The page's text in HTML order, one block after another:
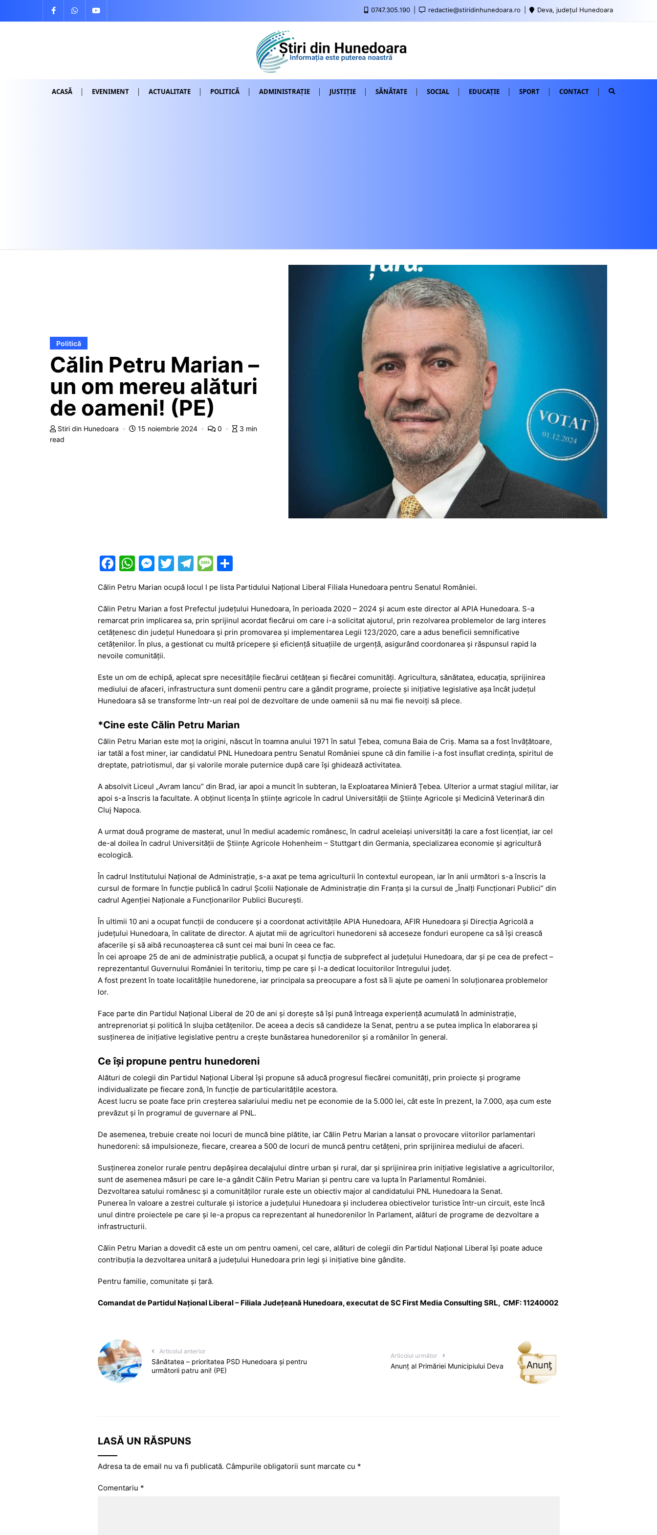
0747.305.190 redactie@stiridinhunedoara.ro Deva, județul Hunedoara
ACASĂ EVENIMENT ACTUALITATE POLITICĂ ADMINISTRAȚIE JUSTIȚIE SĂNĂTATE SOCIAL EDUCAȚIE SPORT CONTACT
Politică
Călin Petru Marian –
un om mereu alături
de oameni! (PE)
Stiri din Hunedoara 15 noiembrie 2024 0
3 min
read
F
c
e
b
o
o
k
W
at
s
A
p
p
M
s
s
e
n
g
er
T
itt
er
T
e
gr
a
m
M
s
s
a
g
P
ta
je
a
z
Călin Petru Marian ocupă locul I pe lista Partidului Național Liberal Filiala Hunedoara pentru Senatul României.
Călin Petru Marian a fost Prefectul județului Hunedoara, în perioada 2020 – 2024 și acum este director al APIA Hunedoara. S-a
remarcat prin implicarea sa, prin sprijinul acordat fiecărui om care i-a solicitat ajutorul, prin rezolvarea problemelor de larg interes
cetățenesc din județul Hunedoara și prin promovarea și implementarea Legii 123/2020, care a adus beneficii semnificative
cetățenilor. În plus, a gestionat cu multă pricepere și eficiență situațiile de urgență, asigurând coordonarea și răspunsul rapid la
nevoile comunității.
Este un om de echipă, aplecat spre necesitățile fiecărui cetățean și fiecărei comunități. Agricultura, sănătatea, educația, sprijinirea
mediului de afaceri, infrastructura sunt domenii pentru care a gândit programe, proiecte și inițiative legislative așa încât județul
Hunedoara să se transforme într-un real pol de dezvoltare de unde oamenii să nu mai fie nevoiți să plece.
*Cine este Călin Petru Marian
Călin Petru Marian este moț la origini, născut în toamna anului 1971 în satul Țebea, comuna Baia de Criș. Mama sa a fost învățătoare,
iar tatăl a fost miner, iar candidatul PNL Hunedoara pentru Senatul României spune că din familie i-a fost insuflat credința, spiritul de
dreptate, patriotismul, dar și valorile morale puternice după care își ghidează activitatea.
A absolvit Liceul „Avram Iancu” din Brad, iar apoi a muncit în subteran, la Exploatarea Minieră Țebea. Ulterior a urmat stagiul militar, iar
apoi s-a înscris la facultate. A obținut licența în științe agricole în cadrul Universității de Științe Agricole și Medicină Veterinară din
Cluj Napoca.
A urmat două programe de masterat, unul în mediul academic românesc, în cadrul aceleiași universități la care a fost licențiat, iar cel
de-al doilea în cadrul Universității de Științe Agricole Hohenheim – Stuttgart din Germania, specializarea economie și agricultură
ecologică.
În cadrul Institutului Național de Administrație, s-a axat pe tema agriculturii în contextul european, iar în anii următori s-a înscris la
cursul de formare în funcție publică în cadrul Școlii Naționale de Administrație din Franța și la cursul de „Înalți Funcționari Publici” din
cadrul Agenției Naționale a Funcționarilor Publici București.
În ultimii 10 ani a ocupat funcții de conducere și a coordonat activitățile APIA Hunedoara, AFIR Hunedoara și Direcția Agricolă a
județului Hunedoara, în calitate de director. A ajutat mii de agricultori hunedoreni să acceseze fonduri europene ca să își crească
afacerile și să aibă recunoașterea că sunt cei mai buni în ceea ce fac.
În cei aproape 25 de ani de administrație publică, a ocupat și funcția de subprefect al județului Hunedoara, dar și pe cea de prefect –
reprezentantul Guvernului României în teritoriu, timp pe care și l-a dedicat locuitorilor întregului județ.
A fost prezent în toate localitățile hunedorene, iar principala sa preocupare a fost să îi ajute pe oameni în soluționarea problemelor
lor.
Face parte din Partidul Național Liberal de 20 de ani și dorește să își pună întreaga experiență acumulată în administrație,
antreprenoriat și politică în slujba cetățenilor. De aceea a decis să candideze la Senat, pentru a se putea implica în elaborarea și
susținerea de inițiative legislative pentru a crește bunăstarea hunedorenilor și a românilor în general.
Ce își propune pentru hunedoreni
Alături de colegii din Partidul Național Liberal își propune să aducă progresul fiecărei comunități, prin proiecte și programe
individualizate pe fiecare zonă, în funcție de particularitățile acestora.
Acest lucru se poate face prin creșterea salariului mediu net pe economie de la 5.000 lei, cât este în prezent, la 7.000, așa cum este
prevăzut și în programul de guvernare al PNL.
De asemenea, trebuie create noi locuri de muncă bine plătite, iar Călin Petru Marian a lansat o provocare viitorilor parlamentari
hunedoreni: să impulsioneze, fiecare, crearea a 500 de locuri de muncă pentru cetățeni, prin sprijinirea mediului de afaceri.
Susținerea zonelor rurale pentru depășirea decalajului dintre urban și rural, dar și sprijinirea prin inițiative legislative a agricultorilor,
sunt de asemenea măsuri pe care le-a gândit Călin Petru Marian și pentru care va lupta în Parlamentul României.
Dezvoltarea satului românesc și a comunităților rurale este un obiectiv major al candidatului PNL Hunedoara la Senat.
Punerea în valoare a zestrei culturale și istorice a județului Hunedoara și includerea obiectivelor turistice într-un circuit, este încă
unul dintre proiectele pe care și le-a propus ca reprezentant al hunedorenilor în Parlament, alături de programe de dezvoltare a
infrastructurii.
Călin Petru Marian a dovedit că este un om pentru oameni, cel care, alături de colegii din Partidul Național Liberal își poate aduce
contribuția la dezvoltarea unitară a județului Hunedoara prin legi și inițiative bine gândite.
Pentru familie, comunitate și țară.
Comandat de Partidul Național Liberal – Filiala Județeană Hunedoara, executat de SC First Media Consulting SRL, CMF: 11240002
Articolul anterior
Sănătatea – prioritatea PSD Hunedoara și pentru
următorii patru ani! (PE)
Articolul următor
Anunț al Primăriei Municipiului Deva
LASĂ UN RĂSPUNS
Adresa ta de email nu va fi publicată. Câmpurile obligatorii sunt marcate cu *
Comentariu *